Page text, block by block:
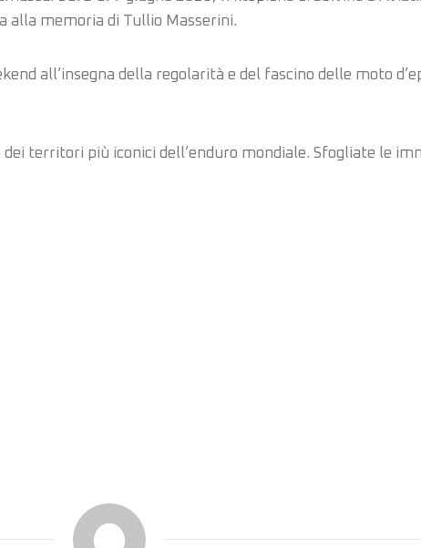
alla memoria di Tullio Masserini.
all’insegna della regolarità e del fascino delle moto
dei territori più iconici dell’enduro mondiale. Sfogliate le